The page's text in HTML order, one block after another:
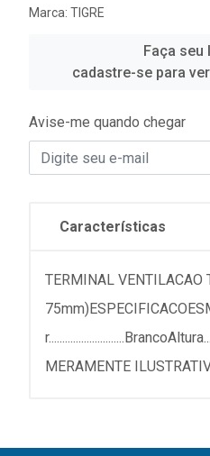
Marca: TIGRE
Faça seu
cadastre-se para
Avise-me quando chegar
Características
TERMINAL VENTILACAO
MERAMENTE